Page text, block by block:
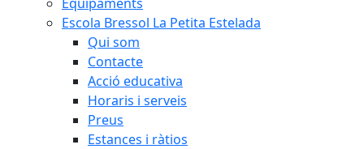
Escola Bressol La Petita Estelada
Qui som
Contacte
Acció educativa
Horaris i serveis
Preus
Estances i ràtios